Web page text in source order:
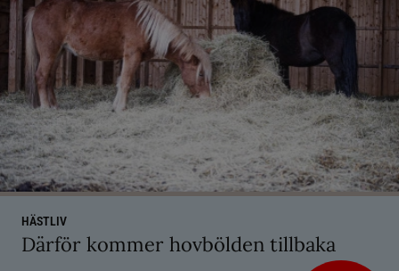
HÄSTLIV
Därför kommer hovbölden tillbaka